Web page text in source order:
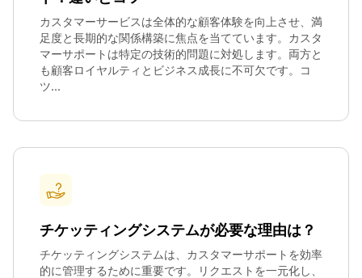
カスタマーサービスは全体的な顧客体験を向上させ、満
足度と長期的な関係構築に焦点を当てています。カスタ
マーサポートは特定の技術的問題に対処します。両方と
も顧客ロイヤルティとビジネス成長に不可欠です。コ
ツ...
チケッティングシステムが必要な理由は？
チケッティングシステムは、カスタマーサポートを効率
的に管理するために重要です。リクエストを一元化し、